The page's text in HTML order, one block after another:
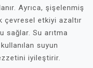
Ayrıca, şişelenmiş
çevresel etkiyi azaltır
sağlar. Su arıtma
suyun
iyileştirir.